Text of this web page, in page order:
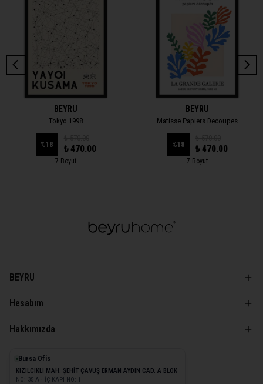
BEYRU
Tokyo 1998
%18 ₺ 470.00
7 Boyut
BEYRU
Matisse Papiers Decoupes
%18 ₺ 470.00
7 Boyut
BEYRU
Hesabım
Hakkımızda
Bursa Ofis
KIZILCIKLI MAH. ŞEHİT ÇAVUŞ ERMAN AYDIN CAD. A BLOK
NO: 35 A · İÇ KAPI NO: 1